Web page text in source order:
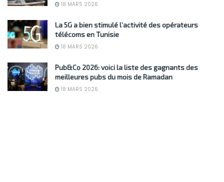
18 MARS 2026
La 5G a bien stimulé l’activité des opérateurs
télécoms en Tunisie
18 MARS 2026
Pub&Co 2026: voici la liste des gagnants des
meilleures pubs du mois de Ramadan
18 MARS 2026